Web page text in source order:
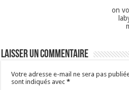
on
Laisser un commentaire
Votre adresse e-mail ne sera pas
sont indiqués avec*